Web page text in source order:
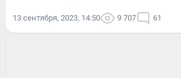
13 сентября, 2023, 14:50 9 707 61